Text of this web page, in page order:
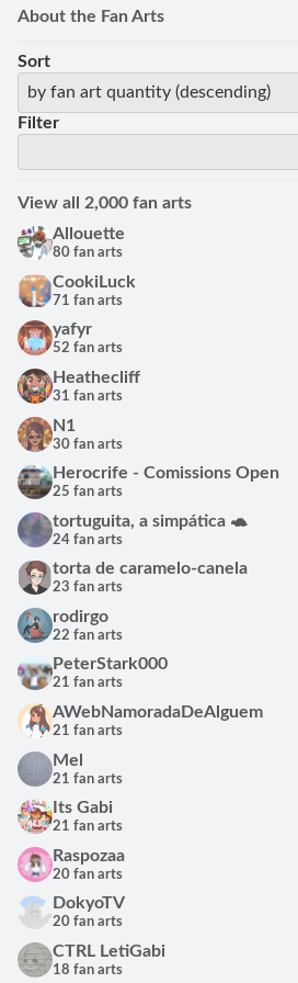
About the Fan Arts
Sort
by fan art quantity (descending)
Filter
View all 2,000 fan arts
Allouette
80 fan arts
CookiLuck
71 fan arts
yafyr
52 fan arts
Heathecliff
31 fan arts
N1
30 fan arts
Herocrife - Comissions Open
25 fan arts
tortuguita, a simpática 🐢
24 fan arts
torta de caramelo-canela
23 fan arts
rodirgo
22 fan arts
PeterStark000
21 fan arts
AWebNamoradaDeAlguem
21 fan arts
Mel
21 fan arts
Its Gabi
21 fan arts
Raspozaa
20 fan arts
DokyoTV
20 fan arts
CTRL LetiGabi
18 fan arts